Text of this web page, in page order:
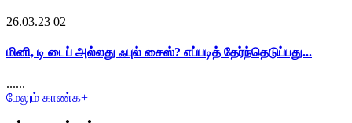
26.03.23 02
மினி, டி டைப் அல்லது ஃபுல் சைஸ்? எப்படித் தேர்ந்தெடுப்பது...
......
மேலும் காண்க+